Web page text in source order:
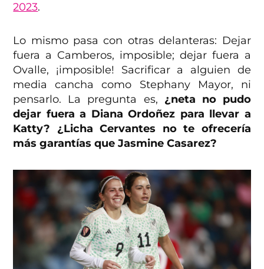
2023.
Lo mismo pasa con otras delanteras: Dejar
fuera a Camberos, imposible; dejar fuera a
Ovalle, ¡imposible! Sacrificar a alguien de
media cancha como Stephany Mayor, ni
pensarlo. La pregunta es, ¿neta no pudo
dejar fuera a Diana Ordoñez para llevar a
Katty? ¿Licha Cervantes no te ofrecería
más garantías que Jasmine Casarez?